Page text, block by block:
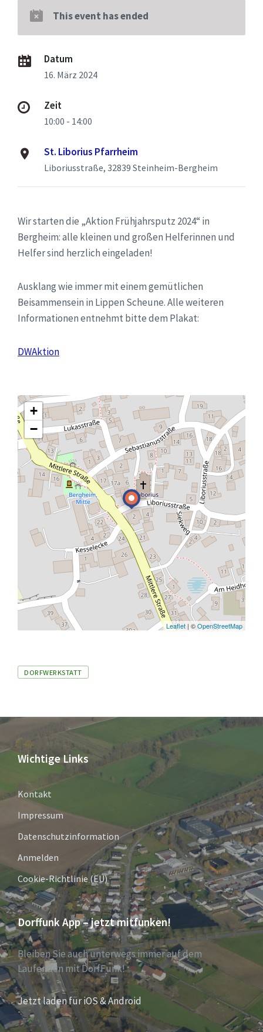
This event has ended
Datum
16. März 2024
Zeit
10:00 - 14:00
St. Liborius Pfarrheim
Liboriusstraße, 32839 Steinheim-Bergheim
Wir starten die „Aktion Frühjahrsputz 2024“ in
Bergheim: alle kleinen und großen Helferinnen und
Helfer sind herzlich eingeladen!
Ausklang wie immer mit einem gemütlichen
Beisammensein in Lippen Scheune. Alle weiteren
Informationen entnehmt bitte dem Plakat:
DWAktion
+
−
Leaflet | ©OpenStreetMap
Tags
DORFWERKSTATT
Wichtige Links
Kontakt
Impressum
Datenschutzinformation
Anmelden
Cookie-Richtlinie (EU)
Dorffunk App – jetzt mitfunken!
Bleiben Sie auch unterwegs immer auf dem
Laufenden mit DorfFunk!
Jetzt laden für iOS & Android